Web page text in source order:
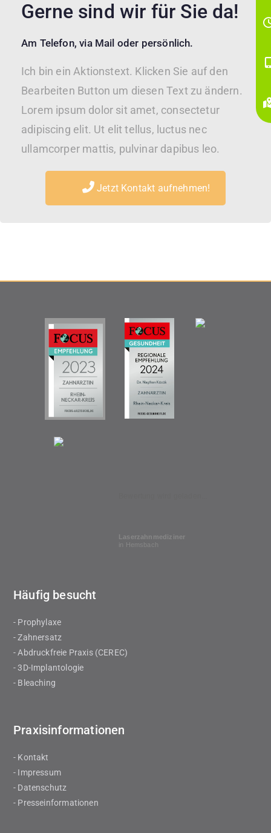
Gerne sind wir für Sie da!
Am Telefon, via Mail oder persönlich.
Ich bin ein Aktionstext. Klicken Sie auf den
Bearbeiten Button um diesen Text zu ändern.
Lorem ipsum dolor sit amet, consectetur
adipiscing elit. Ut elit tellus, luctus nec
ullamcorper mattis, pulvinar dapibus leo.
Jetzt Kontakt aufnehmen!
Laserzahnmediziner
in Hemsbach
Häufig besucht
- Prophylaxe
- Zahnersatz
- Abdruckfreie Praxis (CEREC)
- 3D-Implantologie
- Bleaching
Praxisinformationen
- Kontakt
- Impressum
- Datenschutz
- Presseinformationen